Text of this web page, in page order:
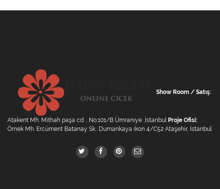
Show Room / Satış:
Atakent Mh. Mithah paşa cd. , No:101/B Ümraniye ,İstanbul Proje Ofisi:
Örnek Mh. Ercüment Batanay Sk.. Dumankaya ikon 4/C52 Ataşehir, İstanbul